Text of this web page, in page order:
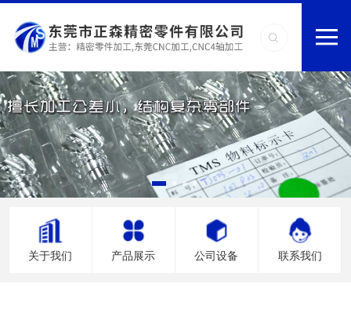
关于我们 产品展示 公司设备 联系我们